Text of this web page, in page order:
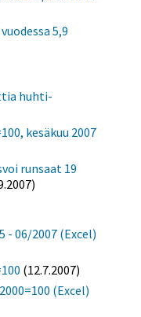
5,9
huhti-
kesäkuu 2007
runsaat 19
- 06/2007 (Excel)
(12.7.2007)
(Excel)